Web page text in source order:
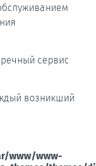
сервис
возникший
www/www-